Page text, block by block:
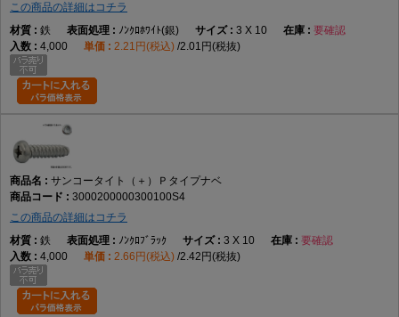
この商品の詳細はコチラ
鉄
ﾉﾝｸﾛﾎﾜｲﾄ(銀) 3 X 10
要確認
4,000
2.21円(税込) 2.01円(税抜)
サンコータイト（＋）Ｐタイプナベ
3000200000300100S4
この商品の詳細はコチラ
鉄
ﾉﾝｸﾛﾌﾞﾗｯｸ 3 X 10
要確認
4,000
2.66円(税込) 2.42円(税抜)